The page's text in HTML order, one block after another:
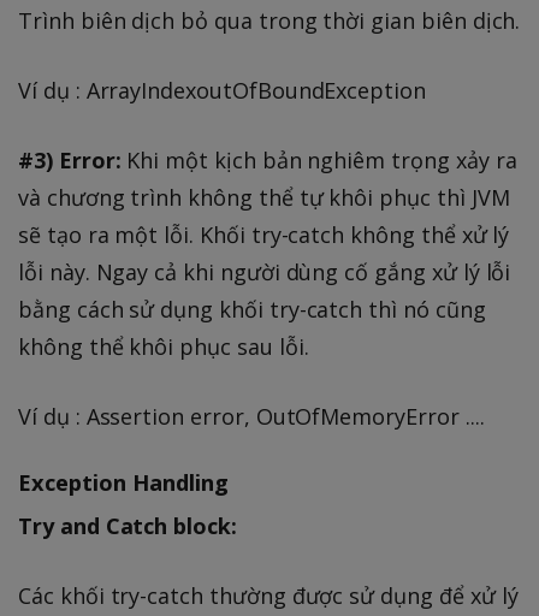
Trình biên dịch bỏ qua trong thời gian biên dịch.
Ví dụ : ArrayIndexoutOfBoundException
#3) Error: Khi một kịch bản nghiêm trọng xảy ra
và chương trình không thể tự khôi phục thì JVM
sẽ tạo ra một lỗi. Khối try-catch không thể xử lý
lỗi này. Ngay cả khi người dùng cố gắng xử lý lỗi
bằng cách sử dụng khối try-catch thì nó cũng
không thể khôi phục sau lỗi.
Ví dụ : Assertion error, OutOfMemoryError ....
Exception Handling
Try and Catch block:
Các khối try-catch thường được sử dụng để xử lý